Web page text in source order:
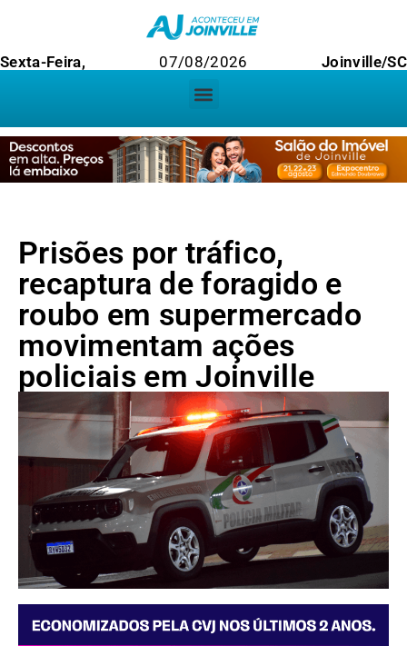
Sexta-Feira, 07/08/2026 Joinville/SC
Prisões por tráfico,
recaptura de foragido e
roubo em supermercado
movimentam ações
policiais em Joinville